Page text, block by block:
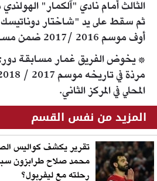
ثم سقط على يد "شاختار دوناتيسك"
أوف موسم 2016 /2017 ضمن مسابقة الدوري الأوروبي.
* يخوض الفريق غمار مسابقة
المحلي في المركز الثاني.
المزيد من نفس القسم
تقرير يكشف كواليس
محمد صلاح طرابزون
رحلته مع ليفربول؟